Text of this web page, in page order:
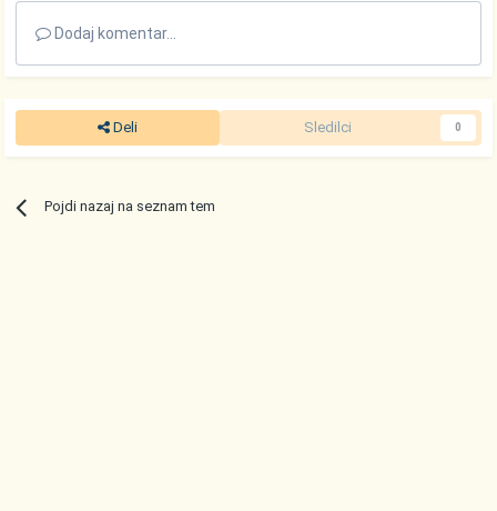
Dodaj komentar...
Deli Sledilci 0
Pojdi nazaj na seznam tem